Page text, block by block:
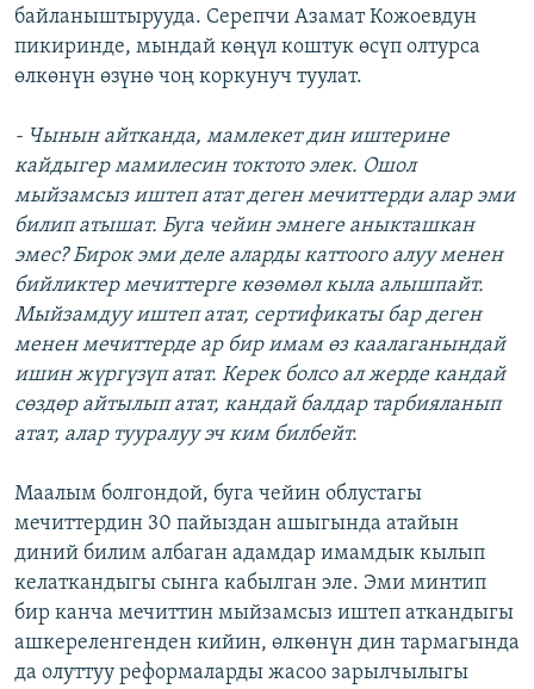
байланыштырууда. Серепчи Азамат Кожоевдун
пикиринде, мындай көңүл коштук өсүп олтурса
өлкөнүн өзүнө чоң коркунуч туулат.
- Чынын айтканда, мамлекет дин иштерине
кайдыгер мамилесин токтото элек. Ошол
мыйзамсыз иштеп атат деген мечиттерди алар эми
билип атышат. Буга чейин эмнеге аныкташкан
эмес? Бирок эми деле аларды каттоого алуу менен
бийликтер мечиттерге көзөмөл кыла алышпайт.
Мыйзамдуу иштеп атат, сертификаты бар деген
менен мечиттерде ар бир имам өз каалаганындай
ишин жүргүзүп атат. Керек болсо ал жерде кандай
сөздөр айтылып атат, кандай балдар тарбияланып
атат, алар тууралуу эч ким билбейт.
Маалым болгондой, буга чейин облустагы
мечиттердин 30 пайыздан ашыгында атайын
диний билим албаган адамдар имамдык кылып
келаткандыгы сынга кабылган эле. Эми минтип
бир канча мечиттин мыйзамсыз иштеп аткандыгы
ашкереленгенден кийин, өлкөнүн дин тармагында
да олуттуу реформаларды жасоо зарылчылыгы